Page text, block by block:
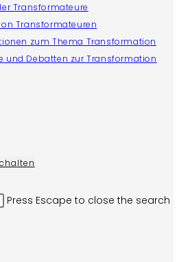
Transformateure
Transformateuren
zum Thema Transformation
und Debatten zur Transformation
Press Escape to close the search